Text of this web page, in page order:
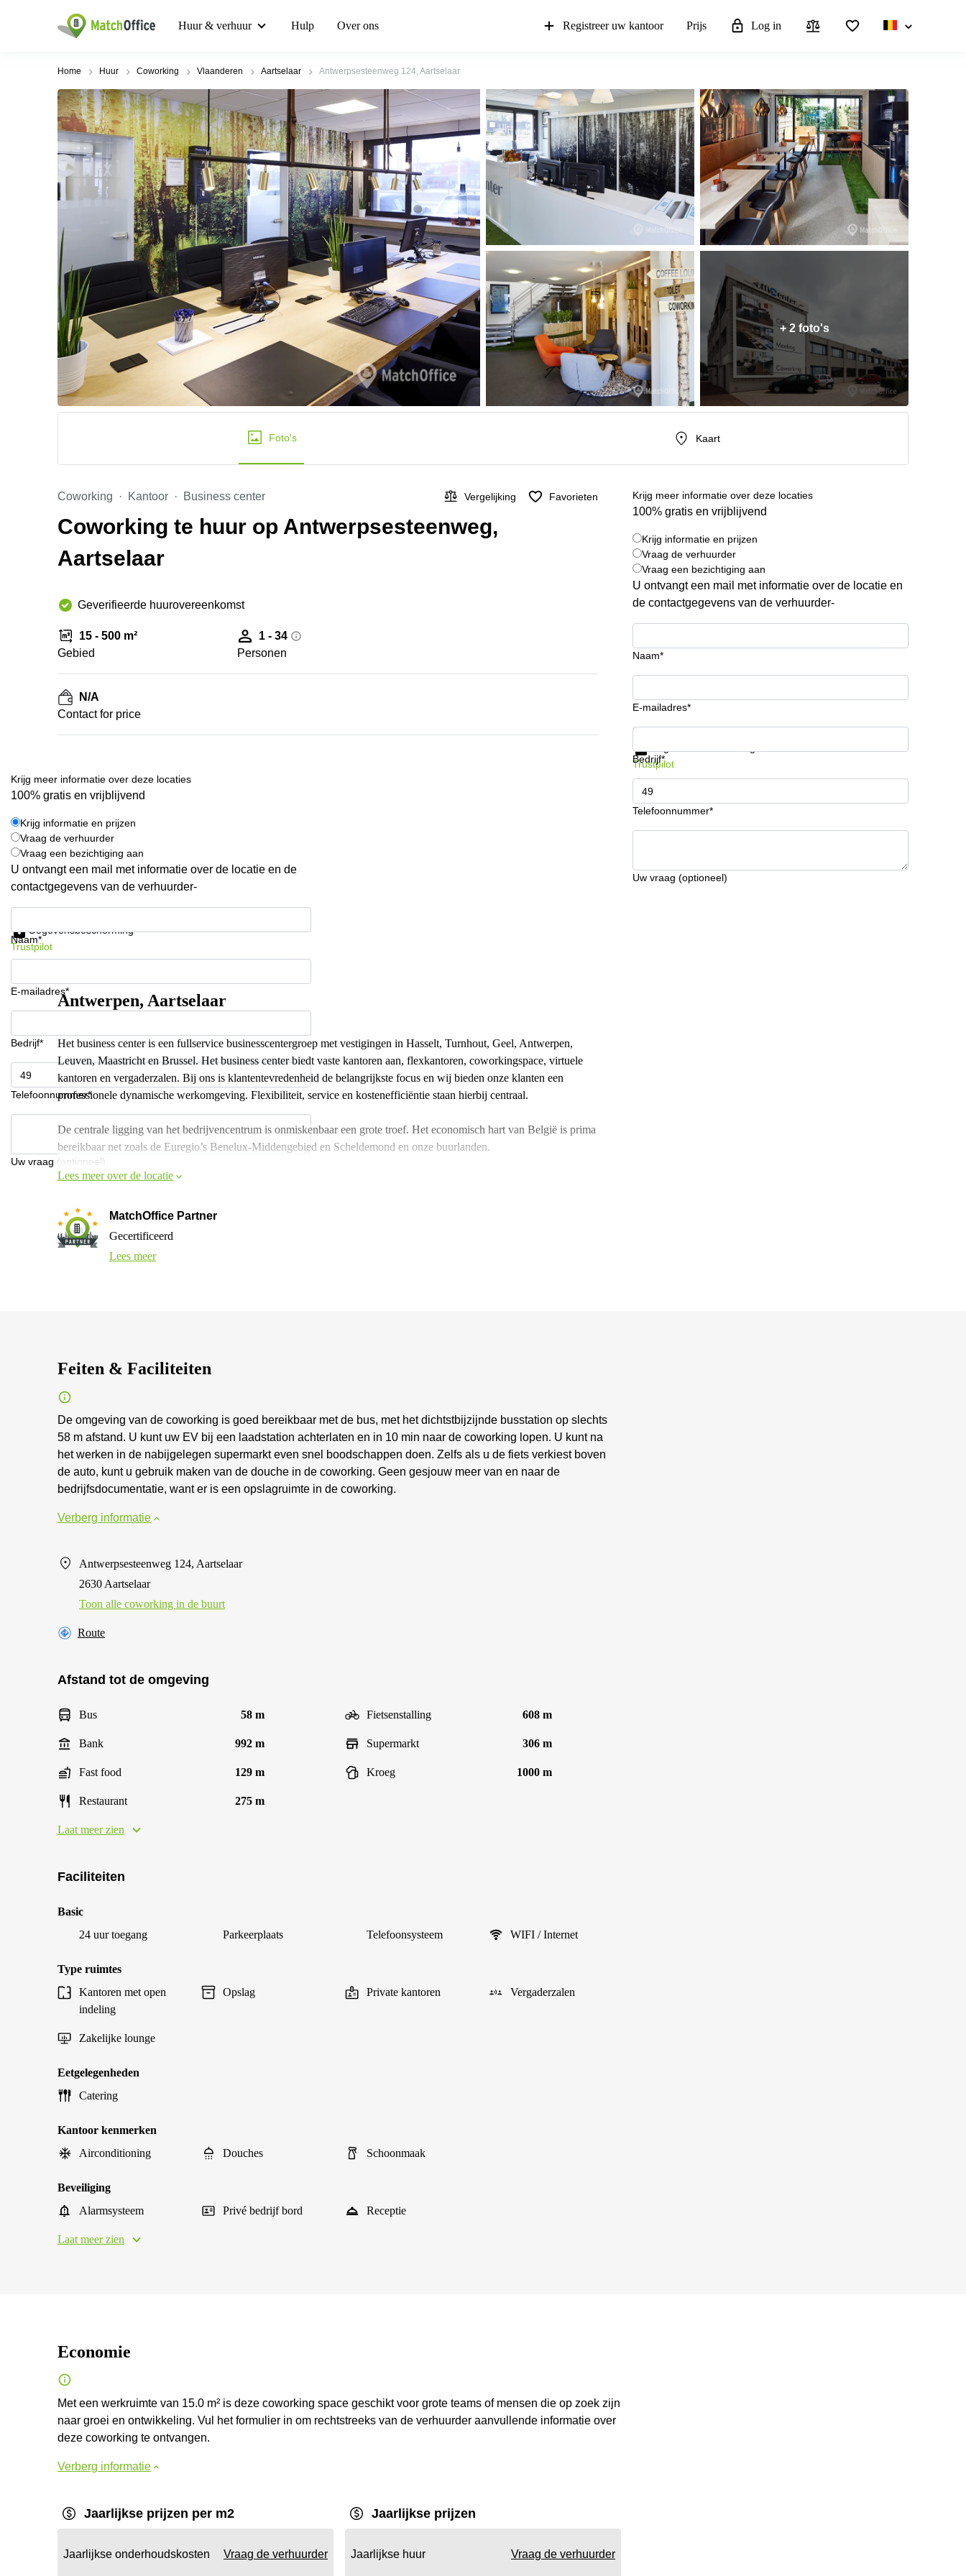
Huur & verhuur Hulp Over ons Registreer uw kantoor Prijs Log in
Home Huur Coworking Vlaanderen Aartselaar Antwerpsesteenweg 124, Aartselaar
+ 2 foto's
Foto's Kaart
Coworking Kantoor Business center Vergelijking Favorieten
Coworking te huur op Antwerpsesteenweg,
Aartselaar
Geverifieerde huurovereenkomst
15 - 500 m²
Gebied
1 - 34
Personen
N/A
Contact for price
Krijg meer informatie over deze locaties
100% gratis en vrijblijvend
Krijg informatie en prijzen
Vraag de verhuurder
Vraag een bezichtiging aan
U ontvangt een mail met informatie over de locatie en
de contactgegevens van de verhuurder-
Naam*
E-mailadres*
Bedrijf*
Telefoonnummer*
Uw vraag (optioneel)
Krijg informatie en prijzen
Trustpilot
Krijg meer informatie over deze locaties
100% gratis en vrijblijvend
Krijg informatie en prijzen
Vraag de verhuurder
Vraag een bezichtiging aan
U ontvangt een mail met informatie over de locatie en de
contactgegevens van de verhuurder-
Naam*
E-mailadres*
Bedrijf*
Telefoonnummer*
Uw vraag (optioneel)
Gegevensbescherming
Trustpilot
Antwerpen, Aartselaar
Het business center is een fullservice businesscentergroep met vestigingen in Hasselt, Turnhout, Geel, Antwerpen,
Leuven, Maastricht en Brussel. Het business center biedt vaste kantoren aan, flexkantoren, coworkingspace, virtuele
kantoren en vergaderzalen. Bij ons is klantentevredenheid de belangrijkste focus en wij bieden onze klanten een
professionele dynamische werkomgeving. Flexibiliteit, service en kostenefficiëntie staan hierbij centraal.
De centrale ligging van het bedrijvencentrum is onmiskenbaar een grote troef. Het economisch hart van België is prima
bereikbaar net zoals de Euregio’s Benelux-Middengebied en Scheldemond en onze buurlanden.
Lees meer over de locatie
MatchOffice Partner
Gecertificeerd
Lees meer
Feiten & Faciliteiten
De omgeving van de coworking is goed bereikbaar met de bus, met het dichtstbijzijnde busstation op slechts
58 m afstand. U kunt uw EV bij een laadstation achterlaten en in 10 min naar de coworking lopen. U kunt na
het werken in de nabijgelegen supermarkt even snel boodschappen doen. Zelfs als u de fiets verkiest boven
de auto, kunt u gebruik maken van de douche in de coworking. Geen gesjouw meer van en naar de
bedrijfsdocumentatie, want er is een opslagruimte in de coworking.
Verberg informatie
Antwerpsesteenweg 124, Aartselaar
2630 Aartselaar
Toon alle сoworking in de buurt
Route
Afstand tot de omgeving
Bus 58 m Fietsenstalling 608 m
Bank 992 m Supermarkt 306 m
Fast food 129 m Kroeg 1000 m
Restaurant 275 m
Laat meer zien
Faciliteiten
Basic
24 uur toegang
Parkeerplaats Telefoonsysteem WIFI / Internet
Type ruimtes
Kantoren met open
indeling
Opslag Private kantoren Vergaderzalen
Zakelijke lounge
Eetgelegenheden
Catering
Kantoor kenmerken
Airconditioning
Douches Schoonmaak
Beveiliging
Alarmsysteem
Privé bedrijf bord Receptie
Laat meer zien
Economie
Met een werkruimte van 15.0 m² is deze coworking space geschikt voor grote teams of mensen die op zoek zijn
naar groei en ontwikkeling. Vul het formulier in om rechtstreeks van de verhuurder aanvullende informatie over
deze coworking te ontvangen.
Verberg informatie
Jaarlijkse prijzen per m2
Jaarlijkse onderhoudskosten Vraag de verhuurder
Jaarlijkse prijzen
Jaarlijkse huur Vraag de verhuurder